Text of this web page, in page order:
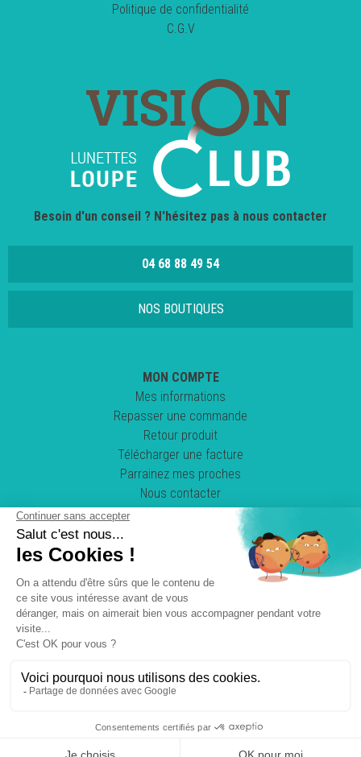
Politique de confidentialité
C.G.V
Besoin d'un conseil ? N'hésitez pas à nous contacter
04 68 88 49 54
NOS BOUTIQUES
MON COMPTE
Mes informations
Repasser une commande
Retour produit
Télécharger une facture
Parrainez mes proches
Nous contacter